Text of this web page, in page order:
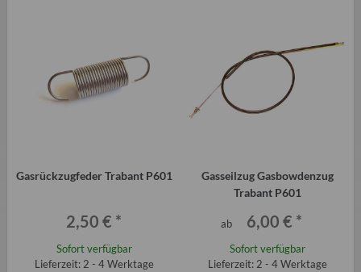
Gasrückzugfeder Trabant P601
2,50 € *
Sofort verfügbar
Lieferzeit: 2 - 4 Werktage
Gasseilzug Gasbowdenzug
Trabant P601
ab 6,00 € *
Sofort verfügbar
Lieferzeit: 2 - 4 Werktage